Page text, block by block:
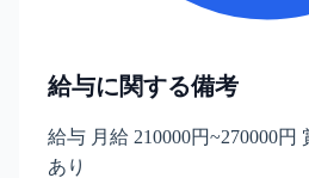
給与に関する備考
給与 月給 210000円~270000
あり